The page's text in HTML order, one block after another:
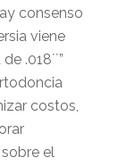
consenso
viene
.018´´”
costos,
el